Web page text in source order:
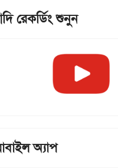
রেকর্ডিং শুনুন
অ্যাপ